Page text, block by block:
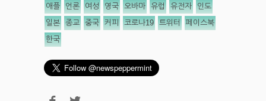
애플 언론 여성 영국 오바마 유럽 유전자 인도
일본 종교 중국 커피 코로나19 트위터 페이스북
한국